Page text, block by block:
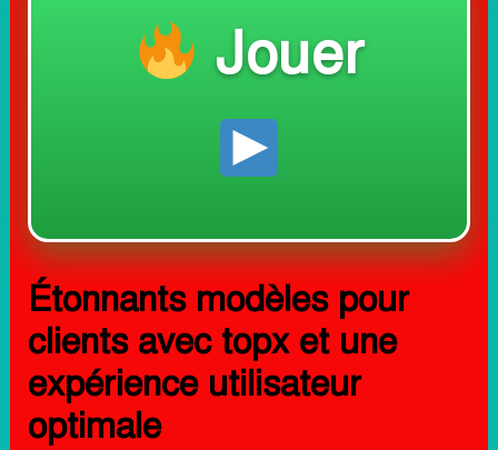
Jouer
Étonnants modèles pour
clients avec topx et une
expérience utilisateur
optimale